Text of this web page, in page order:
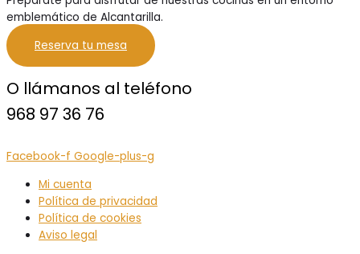
emblemático de Alcantarilla.
Reserva tu mesa
O llámanos al teléfono
968 97 36 76
Facebook-f Google-plus-g
Mi cuenta
Política de privacidad
Política de cookies
Aviso legal